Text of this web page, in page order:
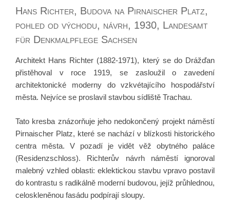
Hans Richter, Budova na Pirnaischer Platz,
pohled od východu, návrh, 1930, Landesamt
für Denkmalpflege Sachsen
Architekt Hans Richter (1882-1971), který se do Drážďan
přistěhoval v roce 1919, se zasloužil o zavedení
architektonické moderny do vzkvétajícího hospodářství
města. Nejvíce se proslavil stavbou sídliště Trachau.
Tato kresba znázorňuje jeho nedokončený projekt náměstí
Pirnaischer Platz, které se nachází v blízkosti historického
centra města. V pozadí je vidět věž obytného paláce
(Residenzschloss). Richterův návrh náměstí ignoroval
malebný vzhled oblasti: eklektickou stavbu vpravo postavil
do kontrastu s radikálně moderní budovou, jejíž průhlednou,
celoskleněnou fasádu podpírají sloupy.